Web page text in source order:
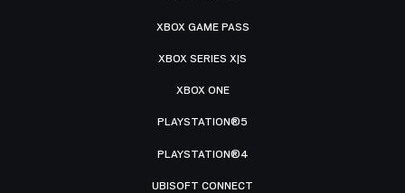
XBOX GAME PASS
XBOX SERIES X|S
XBOX ONE
PLAYSTATION®5
PLAYSTATION®4
UBISOFT CONNECT